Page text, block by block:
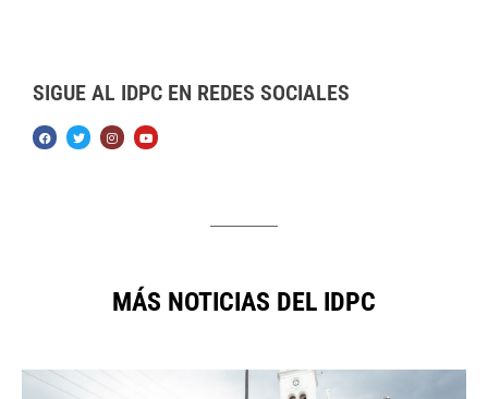
SIGUE AL IDPC EN REDES SOCIALES
MÁS NOTICIAS DEL IDPC